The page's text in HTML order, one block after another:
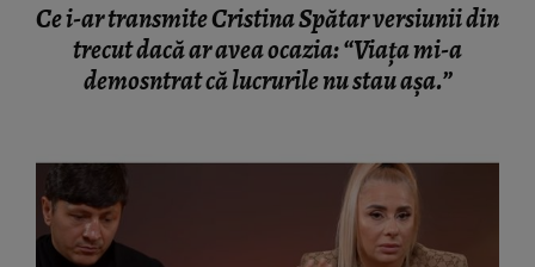
Ce i-ar transmite Cristina Spătar versiunii din
trecut dacă ar avea ocazia: “Viața mi-a
demosntrat că lucrurile nu stau așa.”